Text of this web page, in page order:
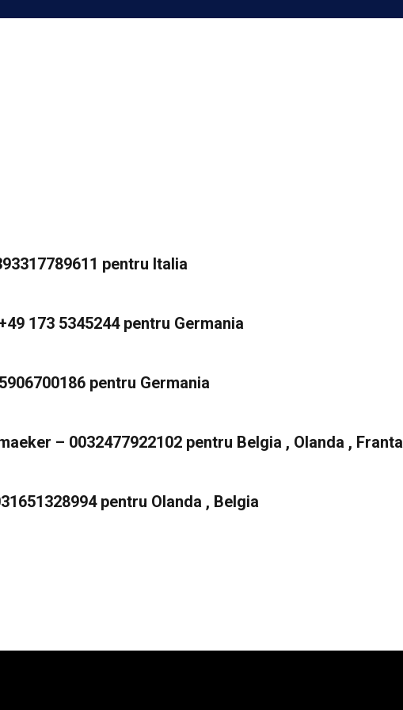
pentru Italia
173 5345244 pentru Germania
pentru Germania
– 0032477922102 pentru Belgia , Olanda , Franta
pentru Olanda , Belgia